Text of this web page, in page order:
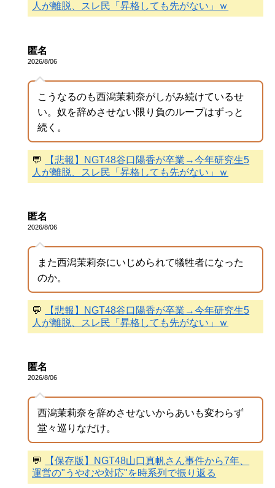
人が離脱、スレ民「昇格しても先がない」ｗ
匿名
2026/8/06
こうなるのも西潟茉莉奈がしがみ続けているせ
い。奴を辞めさせない限り負のループはずっと
続く。
💬
【悲報】NGT48谷口陽香が卒業→今年研究生5
人が離脱、スレ民「昇格しても先がない」ｗ
匿名
2026/8/06
また西潟茉莉奈にいじめられて犠牲者になった
のか。
💬
【悲報】NGT48谷口陽香が卒業→今年研究生5
人が離脱、スレ民「昇格しても先がない」ｗ
匿名
2026/8/06
西潟茉莉奈を辞めさせないからあいも変わらず
堂々巡りなだけ。
💬
【保存版】NGT48山口真帆さん事件から7年、
運営の"うやむや対応"を時系列で振り返る